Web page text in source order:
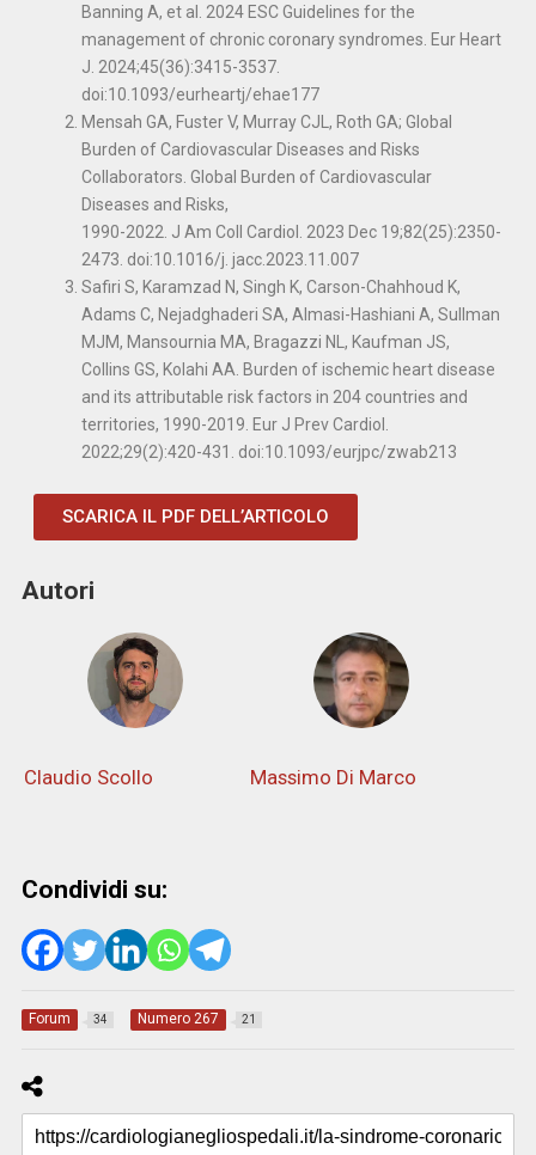
Banning A, et al. 2024 ESC Guidelines for the
management of chronic coronary syndromes. Eur Heart
J. 2024;45(36):3415-3537.
doi:10.1093/eurheartj/ehae177
Mensah GA, Fuster V, Murray CJL, Roth GA; Global
Burden of Cardiovascular Diseases and Risks
Collaborators. Global Burden of Cardiovascular
Diseases and Risks,
1990-2022. J Am Coll Cardiol. 2023 Dec 19;82(25):2350-
2473. doi:10.1016/j. jacc.2023.11.007
Safiri S, Karamzad N, Singh K, Carson-Chahhoud K,
Adams C, Nejadghaderi SA, Almasi-Hashiani A, Sullman
MJM, Mansournia MA, Bragazzi NL, Kaufman JS,
Collins GS, Kolahi AA. Burden of ischemic heart disease
and its attributable risk factors in 204 countries and
territories, 1990-2019. Eur J Prev Cardiol.
2022;29(2):420-431. doi:10.1093/eurjpc/zwab213
SCARICA IL PDF DELL’ARTICOLO
Autori
Claudio Scollo Massimo Di Marco
Condividi su:
Forum 34 Numero 267 21